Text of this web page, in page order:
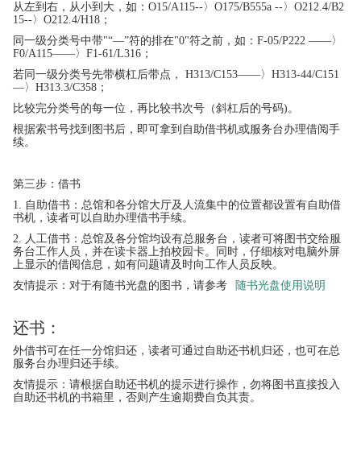
从左到右，从小到大，如：O15/A115--〉O175/B555a --〉O212.4/B2
15--〉O212.4/H18；
同一级分类号中带"“—”符的排在"0"符之前，如：F-05/P222 ——〉
F0/A115——〉F1-61/L316；
若同一级分类号先带横杠后带点， H313/C153——〉H313-44/C151
—〉H313.3/C358；
比较完分类号的每一位，再比较书次号（斜杠后的号码)。
根据索书号找到图书后，即可拿到自助借书机或服务台办理借阅手
续。
第三步：借书
1. 自助借书：总馆和各分馆大厅及人流集中的位置都设置有自助借
书机 ，读者可以自助办理借书手续。
2. 人工借书：总馆及各分馆均设有总服务台，读者可将图书交给服
务台工作人员，并在读卡器上拍校园卡。同时，仔细核对电脑外屏
上显示的借阅信息，如有问题请及时向工作人员反映。
友情提示：对于有随书光盘的图书，请参考
随书光盘使用说明
还书：
外借书可在任一分馆归还，读者可通过自助还书机归还，也可在总
服务台办理归还手续。
友情提示：请根据自助还书机的提示进行操作，勿将图书直接投入
自助还书机的书箱里，否则产生逾期费自负其责。